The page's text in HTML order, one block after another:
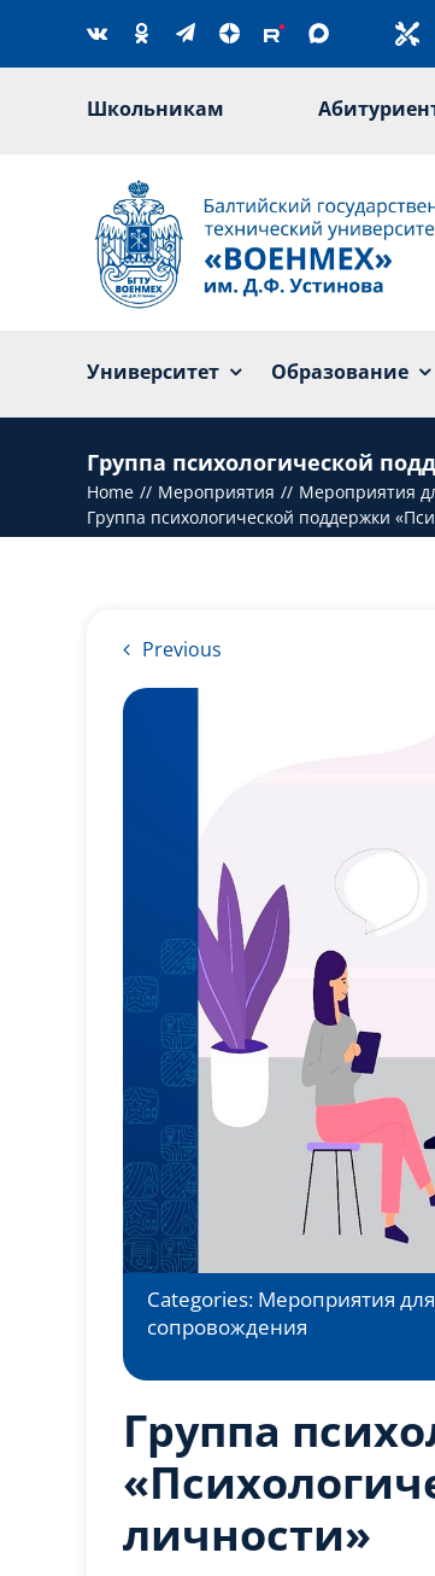
content
Школьникам
Университет Образование
Группа психологической
Home Мероприятия Мероприятия
Группа психологической поддержки
Previous
Categories: Мероприятия
сопровождения
Группа
личности»